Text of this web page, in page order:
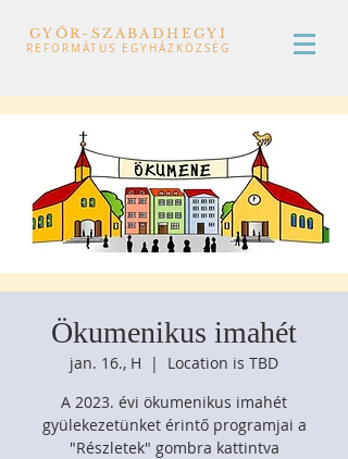
GYŐR-SZABADHEGYI
REFORMÁTUS EGYHÁZKÖZSÉG
Ökumenikus imahét
jan. 16., H
  |
Location is TBD
A 2023. évi ökumenikus imahét
gyülekezetünket érintő programjai a
"Részletek" gombra kattintva